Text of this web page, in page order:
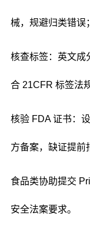
械，规避归类错误；
核查标签：英文成
合 21CFR 标签法
核验 FDA 证书：
方备案，缺证提前
食品类协助提交
安全法案要求。